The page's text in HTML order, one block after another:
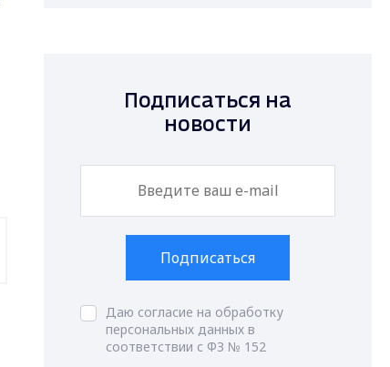
Подписаться на
новости
Подписаться
Даю согласие на обработку
персональных данных в
соответствии с ФЗ № 152